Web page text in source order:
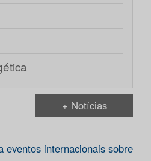
+ Notícias
eventos internacionais sobre